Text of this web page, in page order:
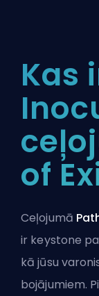
Kas
of
Ceļojumā
ir keystone
kā jūsu
bojājumiem.